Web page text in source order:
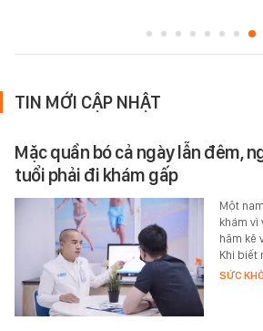
TIN MỚI CẬP NHẬT
Mặc quần bó cả ngày lẫn đêm,
tuổi phải đi khám gấp
Một
khám vì
hăm kẽ
Khi biết
SỨC